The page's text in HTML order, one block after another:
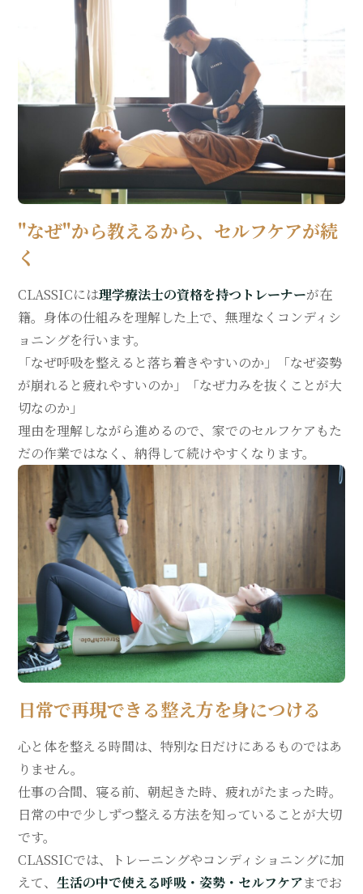
"なぜ"から教えるから、セルフケアが続
く
CLASSICには理学療法士の資格を持つトレーナーが在
籍。身体の仕組みを理解した上で、無理なくコンディシ
ョニングを行います。
「なぜ呼吸を整えると落ち着きやすいのか」「なぜ姿勢
が崩れると疲れやすいのか」「なぜ力みを抜くことが大
切なのか」
理由を理解しながら進めるので、家でのセルフケアもた
だの作業ではなく、納得して続けやすくなります。
日常で再現できる整え方を身につける
心と体を整える時間は、特別な日だけにあるものではあ
りません。
仕事の合間、寝る前、朝起きた時、疲れがたまった時。
日常の中で少しずつ整える方法を知っていることが大切
です。
CLASSICでは、トレーニングやコンディショニングに加
えて、生活の中で使える呼吸・姿勢・セルフケアまでお